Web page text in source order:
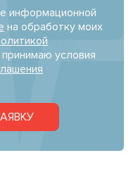
информационной
на обработку моих
принимаю условия